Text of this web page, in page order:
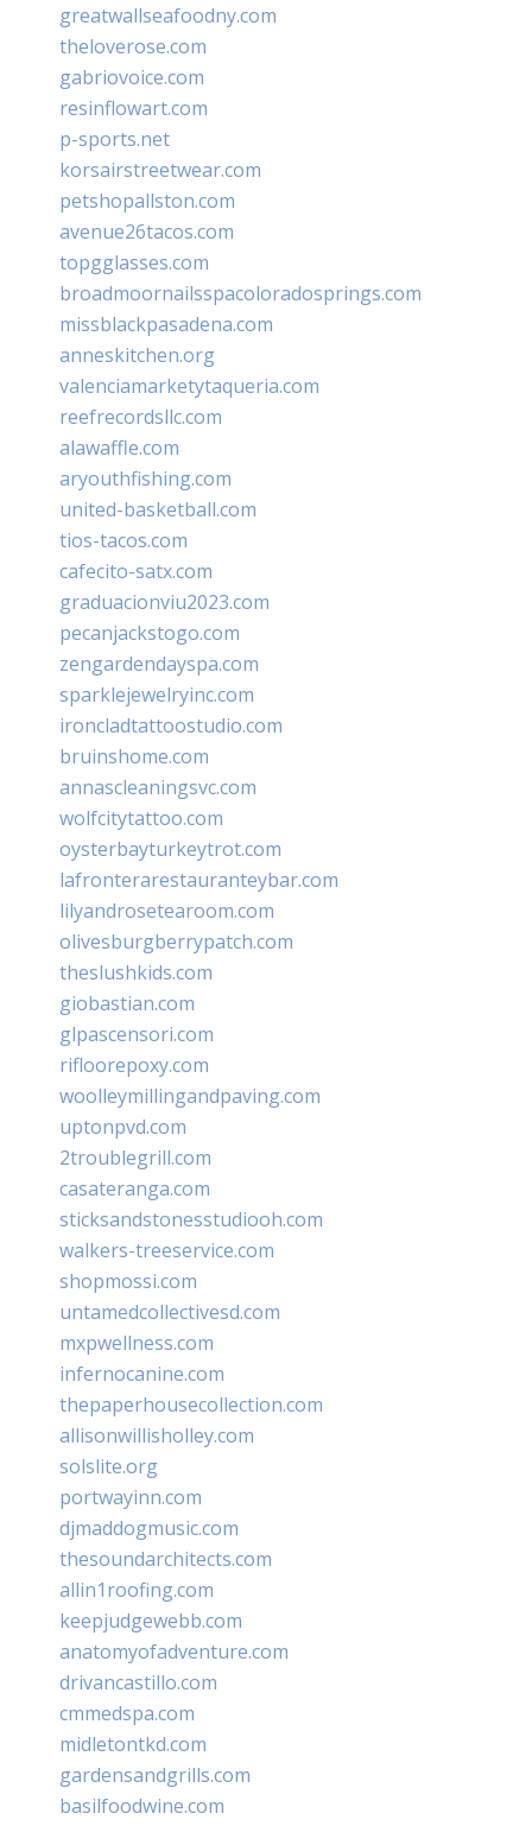
greatwallseafoodny.com
theloverose.com
gabriovoice.com
resinflowart.com
p-sports.net
korsairstreetwear.com
petshopallston.com
avenue26tacos.com
topgglasses.com
broadmoornailsspacoloradosprings.com
missblackpasadena.com
anneskitchen.org
valenciamarketytaqueria.com
reefrecordsllc.com
alawaffle.com
aryouthfishing.com
united-basketball.com
tios-tacos.com
cafecito-satx.com
graduacionviu2023.com
pecanjackstogo.com
zengardendayspa.com
sparklejewelryinc.com
ironcladtattoostudio.com
bruinshome.com
annascleaningsvc.com
wolfcitytattoo.com
oysterbayturkeytrot.com
lafronterarestauranteybar.com
lilyandrosetearoom.com
olivesburgberrypatch.com
theslushkids.com
giobastian.com
glpascensori.com
rifloorepoxy.com
woolleymillingandpaving.com
uptonpvd.com
2troublegrill.com
casateranga.com
sticksandstonesstudiooh.com
walkers-treeservice.com
shopmossi.com
untamedcollectivesd.com
mxpwellness.com
infernocanine.com
thepaperhousecollection.com
allisonwillisholley.com
solslite.org
portwayinn.com
djmaddogmusic.com
thesoundarchitects.com
allin1roofing.com
keepjudgewebb.com
anatomyofadventure.com
drivancastillo.com
cmmedspa.com
midletontkd.com
gardensandgrills.com
basilfoodwine.com